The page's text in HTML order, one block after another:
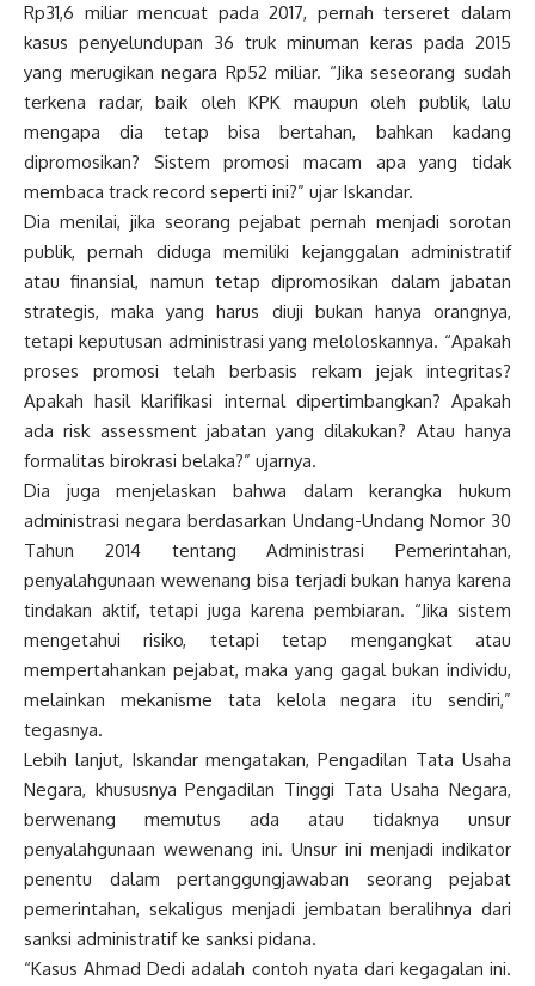
Rp31,6 miliar mencuat pada 2017, pernah terseret dalam
kasus penyelundupan 36 truk minuman keras pada 2015
yang merugikan negara Rp52 miliar. “Jika seseorang sudah
terkena radar, baik oleh KPK maupun oleh publik, lalu
mengapa dia tetap bisa bertahan, bahkan kadang
dipromosikan? Sistem promosi macam apa yang tidak
membaca track record seperti ini?” ujar Iskandar.
Dia menilai, jika seorang pejabat pernah menjadi sorotan
publik, pernah diduga memiliki kejanggalan administratif
atau finansial, namun tetap dipromosikan dalam jabatan
strategis, maka yang harus diuji bukan hanya orangnya,
tetapi keputusan administrasi yang meloloskannya. “Apakah
proses promosi telah berbasis rekam jejak integritas?
Apakah hasil klarifikasi internal dipertimbangkan? Apakah
ada risk assessment jabatan yang dilakukan? Atau hanya
formalitas birokrasi belaka?” ujarnya.
Dia juga menjelaskan bahwa dalam kerangka hukum
administrasi negara berdasarkan Undang-Undang Nomor 30
Tahun 2014 tentang Administrasi Pemerintahan,
penyalahgunaan wewenang bisa terjadi bukan hanya karena
tindakan aktif, tetapi juga karena pembiaran. “Jika sistem
mengetahui risiko, tetapi tetap mengangkat atau
mempertahankan pejabat, maka yang gagal bukan individu,
melainkan mekanisme tata kelola negara itu sendiri,”
tegasnya.
Lebih lanjut, Iskandar mengatakan, Pengadilan Tata Usaha
Negara, khususnya Pengadilan Tinggi Tata Usaha Negara,
berwenang memutus ada atau tidaknya unsur
penyalahgunaan wewenang ini. Unsur ini menjadi indikator
penentu dalam pertanggungjawaban seorang pejabat
pemerintahan, sekaligus menjadi jembatan beralihnya dari
sanksi administratif ke sanksi pidana.
“Kasus Ahmad Dedi adalah contoh nyata dari kegagalan ini.